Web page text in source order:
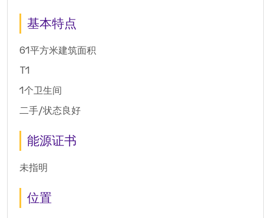
基本特点
61平方米建筑面积
T1
1个卫生间
二手/状态良好
能源证书
未指明
位置